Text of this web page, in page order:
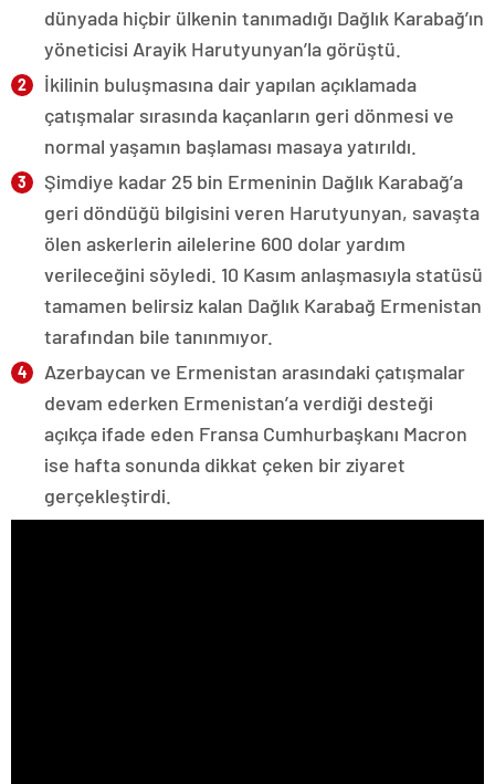
dünyada hiçbir ülkenin tanımadığı Dağlık Karabağ’ın
yöneticisi Arayik Harutyunyan’la görüştü.
İkilinin buluşmasına dair yapılan açıklamada
çatışmalar sırasında kaçanların geri dönmesi ve
normal yaşamın başlaması masaya yatırıldı.
Şimdiye kadar 25 bin Ermeninin Dağlık Karabağ’a
geri döndüğü bilgisini veren Harutyunyan, savaşta
ölen askerlerin ailelerine 600 dolar yardım
verileceğini söyledi. 10 Kasım anlaşmasıyla statüsü
tamamen belirsiz kalan Dağlık Karabağ Ermenistan
tarafından bile tanınmıyor.
Azerbaycan ve Ermenistan arasındaki çatışmalar
devam ederken Ermenistan’a verdiği desteği
açıkça ifade eden Fransa Cumhurbaşkanı Macron
ise hafta sonunda dikkat çeken bir ziyaret
gerçekleştirdi.